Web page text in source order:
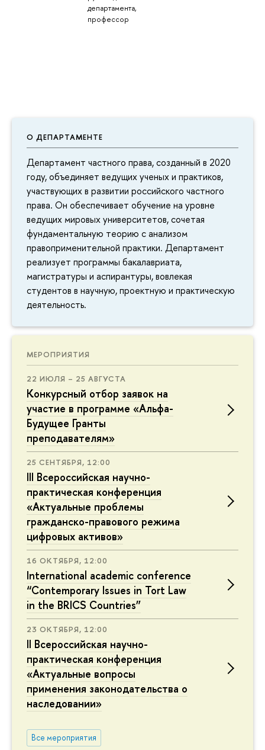
О ДЕПАРТАМЕНТЕ
Департамент частного права, созданный в 2020
году, объединяет ведущих ученых и практиков,
участвующих в развитии российского частного
права. Он обеспечивает обучение на уровне
ведущих мировых университетов, сочетая
фундаментальную теорию с анализом
правоприменительной практики. Департамент
реализует программы бакалавриата,
магистратуры и аспирантуры, вовлекая
студентов в научную, проектную и практическую
деятельность.
МЕРОПРИЯТИЯ
22 ИЮЛЯ – 25 АВГУСТА
Конкурсный отбор заявок на
участие в программе «Альфа-
Будущее Гранты
преподавателям»
25 СЕНТЯБРЯ, 12:00
III Всероссийская научно-
практическая конференция
«Актуальные проблемы
гражданско-правового режима
цифровых активов»
16 ОКТЯБРЯ, 12:00
International academic conference
“Contemporary Issues in Tort Law
in the BRICS Countries”
23 ОКТЯБРЯ, 12:00
II Всероссийская научно-
практическая конференция
«Актуальные вопросы
применения законодательства о
наследовании»
Все мероприятия
департамента,
профессор